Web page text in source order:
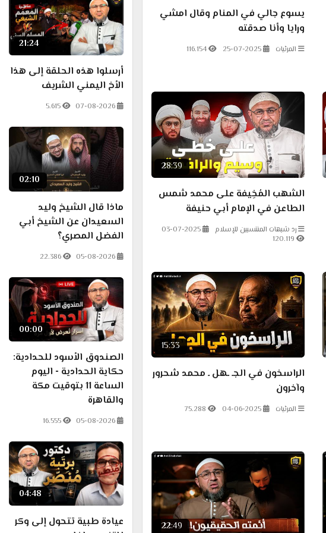
يسوع جالي في المنام وقال امشي
ورايا وأنا صدقته
المرئيات 25-07-2025
116.154
28:39
الشهب المُخِيفة على محمد شمس
الطاعن في الإمام أبي حنيفة
رد شبهات المنتسبين للإسلام
03-07-2025
120.119
15:33
الراسخون في الجـ ـهل ـ محمد شحرور
وآخرون
المرئيات 04-06-2025
75.288
22:49
21:24
أرسلوا هذه الحلقة إلى هذا
الأخ اليمني الشريف
07-08-2026
5.615
02:10
ماذا قال الشيخ وليد
السعيدان عن الشيخ أبي
الفضل المصري؟
05-08-2026
22.386
00:00
الصندوق الأسود للحدادية:
حكاية الحدادية - اليوم
الساعة 11 بتوقيت مكة
والقاهرة
05-08-2026
16.555
04:48
عيادة طبية تتحول إلى وكر